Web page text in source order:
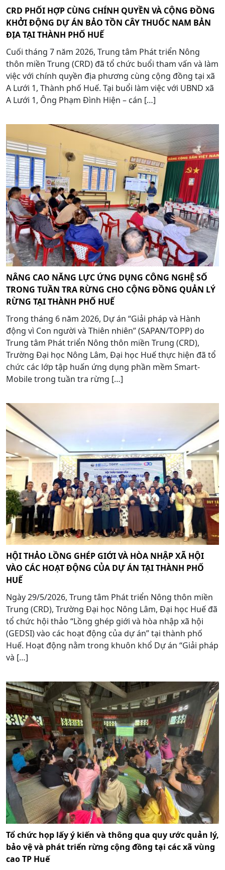
CRD PHỐI HỢP CÙNG CHÍNH QUYỀN VÀ CỘNG ĐỒNG
KHỞI ĐỘNG DỰ ÁN BẢO TỒN CÂY THUỐC NAM BẢN
ĐỊA TẠI THÀNH PHỐ HUẾ
Cuối tháng 7 năm 2026, Trung tâm Phát triển Nông
thôn miền Trung (CRD) đã tổ chức buổi tham vấn và làm
việc với chính quyền địa phương cùng cộng đồng tại xã
A Lưới 1, Thành phố Huế. Tại buổi làm việc với UBND xã
A Lưới 1, Ông Phạm Đình Hiện – cán […]
NÂNG CAO NĂNG LỰC ỨNG DỤNG CÔNG NGHỆ SỐ
TRONG TUẦN TRA RỪNG CHO CỘNG ĐỒNG QUẢN LÝ
RỪNG TẠI THÀNH PHỐ HUẾ
Trong tháng 6 năm 2026, Dự án “Giải pháp và Hành
động vì Con người và Thiên nhiên” (SAPAN/TOPP) do
Trung tâm Phát triển Nông thôn miền Trung (CRD),
Trường Đại học Nông Lâm, Đại học Huế thực hiện đã tổ
chức các lớp tập huấn ứng dụng phần mềm Smart-
Mobile trong tuần tra rừng […]
HỘI THẢO LỒNG GHÉP GIỚI VÀ HÒA NHẬP XÃ HỘI
VÀO CÁC HOẠT ĐỘNG CỦA DỰ ÁN TẠI THÀNH PHỐ
HUẾ
Ngày 29/5/2026, Trung tâm Phát triển Nông thôn miền
Trung (CRD), Trường Đại học Nông Lâm, Đại học Huế đã
tổ chức hội thảo “Lồng ghép giới và hòa nhập xã hội
(GEDSI) vào các hoạt động của dự án” tại thành phố
Huế. Hoạt động nằm trong khuôn khổ Dự án “Giải pháp
và […]
Tổ chức họp lấy ý kiến và thông qua quy ước quản lý,
bảo vệ và phát triển rừng cộng đồng tại các xã vùng
cao TP Huế